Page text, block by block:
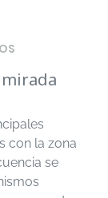
con la zona
se